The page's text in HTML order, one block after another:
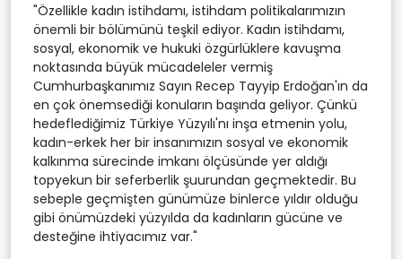
"Özellikle kadın istihdamı, istihdam politikalarımızın
önemli bir bölümünü teşkil ediyor. Kadın istihdamı,
sosyal, ekonomik ve hukuki özgürlüklere kavuşma
noktasında büyük mücadeleler vermiş
Cumhurbaşkanımız Sayın Recep Tayyip Erdoğan'ın da
en çok önemsediği konuların başında geliyor. Çünkü
hedeflediğimiz Türkiye Yüzyılı'nı inşa etmenin yolu,
kadın-erkek her bir insanımızın sosyal ve ekonomik
kalkınma sürecinde imkanı ölçüsünde yer aldığı
topyekun bir seferberlik şuurundan geçmektedir. Bu
sebeple geçmişten günümüze binlerce yıldır olduğu
gibi önümüzdeki yüzyılda da kadınların gücüne ve
desteğine ihtiyacımız var."